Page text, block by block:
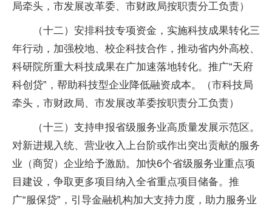
局牵头，市发展改革委、市财政局按职责分工负责）
（十二）安排科技专项资金，实施科技成果转化三
年行动，加强校地、校企科技合作，推动省内外高校、
科研院所重大科技成果在广加速落地转化。推广“天府
科创贷”，帮助科技型企业降低融资成本。（市科技局
牵头，市财政局、市发展改革委按职责分工负责）
（十三）支持申报省级服务业高质量发展示范区。
对新进规入统、营业收入上台阶或作出突出贡献的服务
业（商贸）企业给予激励。加快6个省级服务业重点项
目建设，争取更多项目纳入全省重点项目储备。推
广“服保贷”，引导金融机构加大支持力度，助力服务业